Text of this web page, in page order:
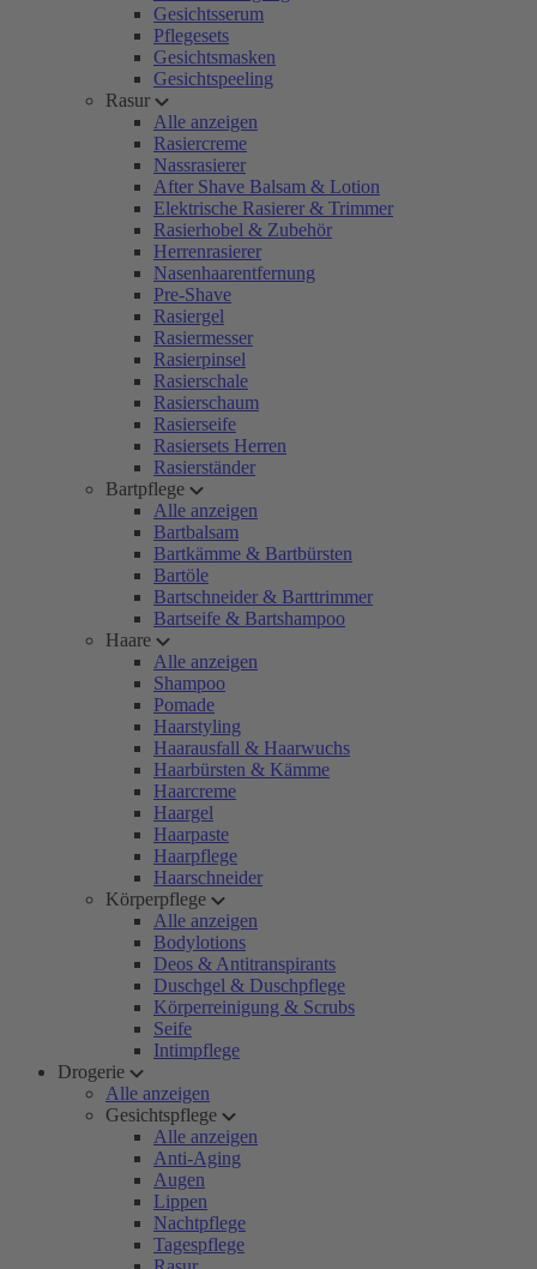
Gesichtsserum
Pflegesets
Gesichtsmasken
Gesichtspeeling
Rasur
Alle anzeigen
Rasiercreme
Nassrasierer
After Shave Balsam & Lotion
Elektrische Rasierer & Trimmer
Rasierhobel & Zubehör
Herrenrasierer
Nasenhaarentfernung
Pre-Shave
Rasiergel
Rasiermesser
Rasierpinsel
Rasierschale
Rasierschaum
Rasierseife
Rasiersets Herren
Rasierständer
Bartpflege
Alle anzeigen
Bartbalsam
Bartkämme & Bartbürsten
Bartöle
Bartschneider & Barttrimmer
Bartseife & Bartshampoo
Haare
Alle anzeigen
Shampoo
Pomade
Haarstyling
Haarausfall & Haarwuchs
Haarbürsten & Kämme
Haarcreme
Haargel
Haarpaste
Haarpflege
Haarschneider
Körperpflege
Alle anzeigen
Bodylotions
Deos & Antitranspirants
Duschgel & Duschpflege
Körperreinigung & Scrubs
Seife
Intimpflege
Drogerie
Alle anzeigen
Gesichtspflege
Alle anzeigen
Anti-Aging
Augen
Lippen
Nachtpflege
Tagespflege